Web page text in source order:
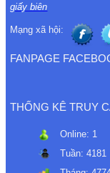
giấy biên
Mạng xã hội:
FANPAGE
THỐNG KÊ TRUY
Online: 1
Tuần:4181